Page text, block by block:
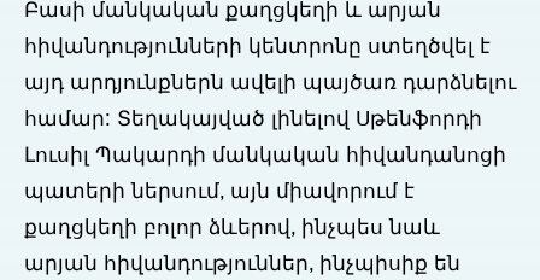
Բասի մանկական քաղցկեղի և արյան
հիվանդությունների կենտրոնը ստեղծվել է
այդ արդյունքներն ավելի պայծառ դարձնելու
համար: Տեղակայված լինելով Սթենֆորդի
Լուսիլ Պակարդի մանկական հիվանդանոցի
պատերի ներսում, այն միավորում է
քաղցկեղի բոլոր ձևերով, ինչպես նաև
արյան հիվանդություններ, ինչպիսիք են